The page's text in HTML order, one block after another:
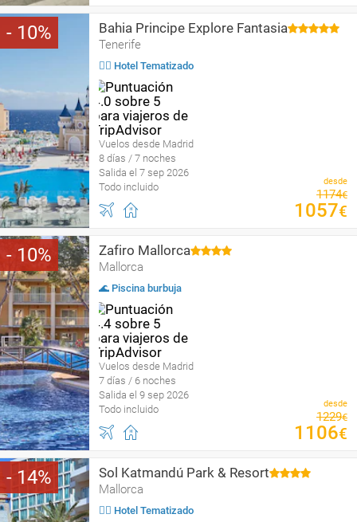
10 Bahia Principe Explore Fantasia
Tenerife
🤹‍♀️ Hotel Tematizado
Vuelos desde Madrid
8 días / 7 noches
Salida el 7 sep 2026
Todo incluido
desde
1174€
1057€
10 Zafiro Mallorca
Mallorca
🌊 Piscina burbuja
Vuelos desde Madrid
7 días / 6 noches
Salida el 9 sep 2026
Todo incluido
desde
1229€
1106€
14 Sol Katmandú Park & Resort
Mallorca
🤹‍♀️ Hotel Tematizado